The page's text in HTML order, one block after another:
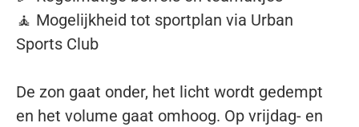
🧘 Mogelijkheid tot sportplan via Urban
Sports Club
De zon gaat onder, het licht wordt gedempt
en het volume gaat omhoog. Op vrijdag- en